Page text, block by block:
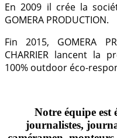
En 2009 il crée la
GOMERA PRODUCTION.
Fin 2015, GOMERA
CHARRIER lancent la
100% outdoor éco-
Notre équipe est
journalistes,